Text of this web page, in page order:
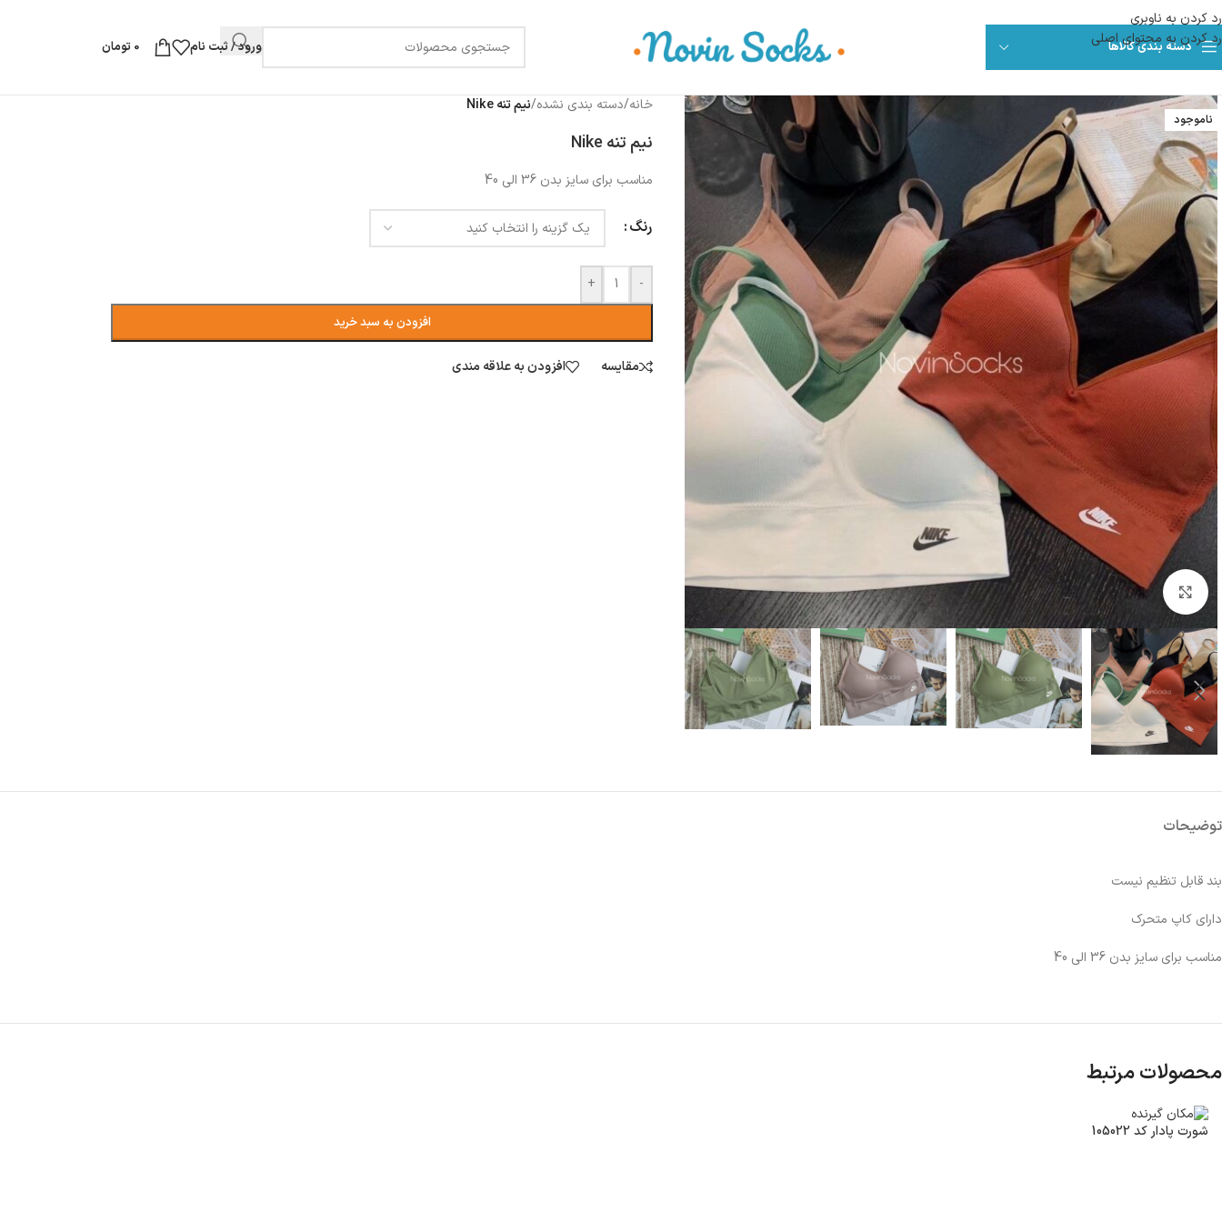
رد کردن به ناوبری
رد کردن به محتوای اصلی
دسته بندی کالاها ورود / ثبت نام 0 تومان
ناموجود
بزرگنمایی تصویر
خانه/دسته بندی نشده/نیم تنه Nike
نیم تنه Nike
مناسب برای سایز بدن 36 الی 40
رنگ
-
+
افزودن به سبد خرید
مقایسه افزودن به علاقه مندی
توضیحات
بند قابل تنظیم نیست
دارای کاپ متحرک
مناسب برای سایز بدن 36 الی 40
محصولات مرتبط
شورت پادار کد 105022